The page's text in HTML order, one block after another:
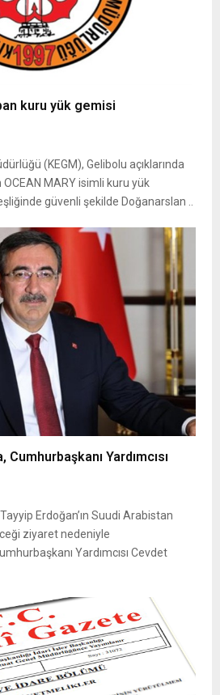
kuru yük gemisi
(KEGM), Gelibolu açıklarında
OCEAN MARY isimli kuru yük
güvenli şekilde Doğanarslan ..
Cumhurbaşkanı Yardımcısı
Erdoğan’ın Suudi Arabistan
ziyaret nedeniyle
Yardımcısı Cevdet